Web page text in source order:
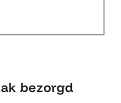
bezorgd